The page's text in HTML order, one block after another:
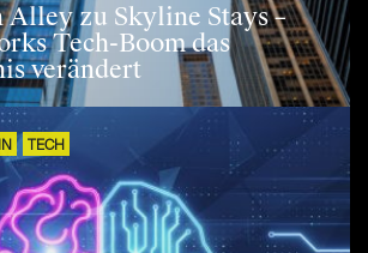
Alley zu Skyline Stays –
Tech-Boom das
verändert
TECH